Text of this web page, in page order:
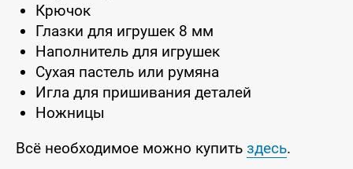
Крючок
Глазки для игрушек 8 мм
Наполнитель для игрушек
Сухая пастель или румяна
Игла для пришивания деталей
Ножницы
Всё необходимое можно купить здесь.